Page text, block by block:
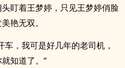
盯着王梦婷，只见王梦婷俏脸
艳无双。
车，我可是好几年的老司机，
知道了。”